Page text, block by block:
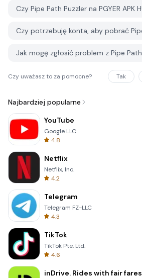
Czy uważasz to za pomocne? Tak
Najbardziej popularne
YouTube
Google LLC
4.8
Netflix
Netflix, Inc.
4.2
Telegram
Telegram FZ-LLC
4.3
TikTok
TikTok Pte. Ltd.
4.6
inDrive. Rides with fair fares